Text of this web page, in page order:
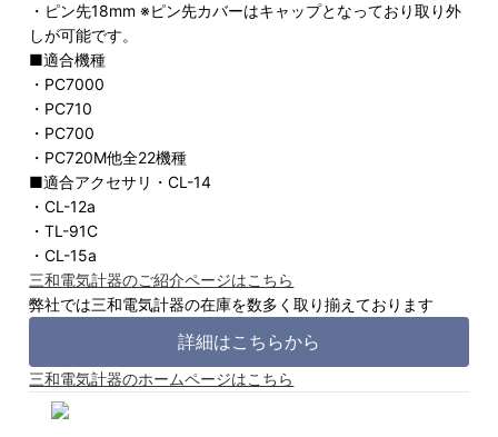
・ピン先18mm ※ピン先カバーはキャップとなっており取り外
しが可能です。
■適合機種
・PC7000
・PC710
・PC700
・PC720M他全22機種
■適合アクセサリ・CL-14
・CL-12a
・TL-91C
・CL-15a
三和電気計器のご紹介ページはこちら
弊社では三和電気計器の在庫を数多く取り揃えております
詳細はこちらから
三和電気計器のホームページはこちら